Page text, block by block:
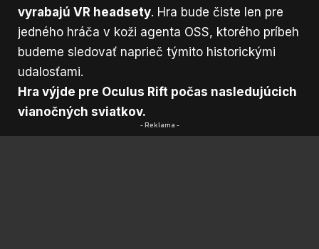
vyrabajú VR headsety. Hra bude čiste len pre
jedného hráča v koži agenta OSS, ktorého príbeh
budeme sledovať naprieč týmito historickými
udalosťami.
Hra výjde pre Oculus Rift počas nasledujúcich
vianočných sviatkov.
- Reklama -